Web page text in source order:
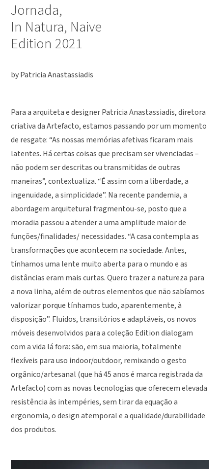
Jornada,
In Natura, Naive
Edition 2021
by Patricia Anastassiadis
Para a arquiteta e designer Patricia Anastassiadis, diretora
criativa da Artefacto, estamos passando por um momento
de resgate: “As nossas memórias afetivas ficaram mais
latentes. Há certas coisas que precisam ser vivenciadas –
não podem ser descritas ou transmitidas de outras
maneiras”, contextualiza. “É assim com a liberdade, a
ingenuidade, a simplicidade”. Na recente pandemia, a
abordagem arquitetural fragmentou-se, posto que a
moradia passou a atender a uma amplitude maior de
funções/finalidades/ necessidades. “A casa contempla as
transformações que acontecem na sociedade. Antes,
tínhamos uma lente muito aberta para o mundo e as
distâncias eram mais curtas. Quero trazer a natureza para
a nova linha, além de outros elementos que não sabíamos
valorizar porque tínhamos tudo, aparentemente, à
disposição”. Fluidos, transitórios e adaptáveis, os novos
móveis desenvolvidos para a coleção Edition dialogam
com a vida lá fora: são, em sua maioria, totalmente
flexíveis para uso indoor/outdoor, remixando o gesto
orgânico/artesanal (que há 45 anos é marca registrada da
Artefacto) com as novas tecnologias que oferecem elevada
resistência às intempéries, sem tirar da equação a
ergonomia, o design atemporal e a qualidade/durabilidade
dos produtos.